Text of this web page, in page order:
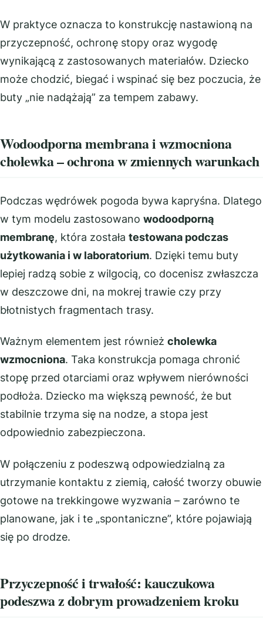
W praktyce oznacza to konstrukcję nastawioną na
przyczepność, ochronę stopy oraz wygodę
wynikającą z zastosowanych materiałów. Dziecko
może chodzić, biegać i wspinać się bez poczucia, że
buty „nie nadążają” za tempem zabawy.
Wodoodporna membrana i wzmocniona
cholewka – ochrona w zmiennych warunkach
Podczas wędrówek pogoda bywa kapryśna. Dlatego
w tym modelu zastosowano wodoodporną
membranę, która została testowana podczas
użytkowania i w laboratorium. Dzięki temu buty
lepiej radzą sobie z wilgocią, co docenisz zwłaszcza
w deszczowe dni, na mokrej trawie czy przy
błotnistych fragmentach trasy.
Ważnym elementem jest również cholewka
wzmocniona. Taka konstrukcja pomaga chronić
stopę przed otarciami oraz wpływem nierówności
podłoża. Dziecko ma większą pewność, że but
stabilnie trzyma się na nodze, a stopa jest
odpowiednio zabezpieczona.
W połączeniu z podeszwą odpowiedzialną za
utrzymanie kontaktu z ziemią, całość tworzy obuwie
gotowe na trekkingowe wyzwania – zarówno te
planowane, jak i te „spontaniczne”, które pojawiają
się po drodze.
Przyczepność i trwałość: kauczukowa
podeszwa z dobrym prowadzeniem kroku